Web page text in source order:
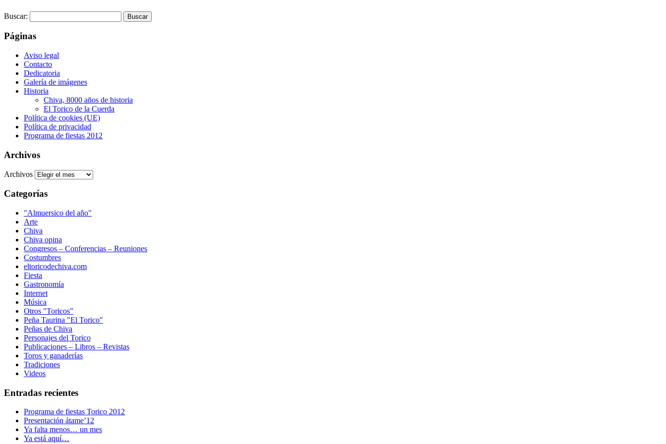
Buscar:
Páginas
Aviso legal
Contacto
Dedicatoria
Galería de imágenes
Historia
Chiva, 8000 años de historia
El Torico de la Cuerda
Política de cookies (UE)
Política de privacidad
Programa de fiestas 2012
Archivos
Archivos
Categorías
"Almuersico del año"
Arte
Chiva
Chiva opina
Congresos – Conferencias – Reuniones
Costumbres
eltoricodechiva.com
Fiesta
Gastronomía
Internet
Música
Otros "Toricos"
Peña Taurina "El Torico"
Peñas de Chiva
Personajes del Torico
Publicaciones – Libros – Revistas
Toros y ganaderías
Tradiciones
Videos
Entradas recientes
Programa de fiestas Torico 2012
Presentación átame’12
Ya falta menos… un mes
Ya está aquí…